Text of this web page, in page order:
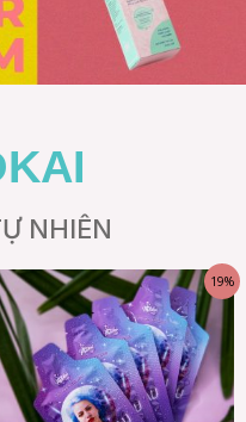
NHIÊN
19%